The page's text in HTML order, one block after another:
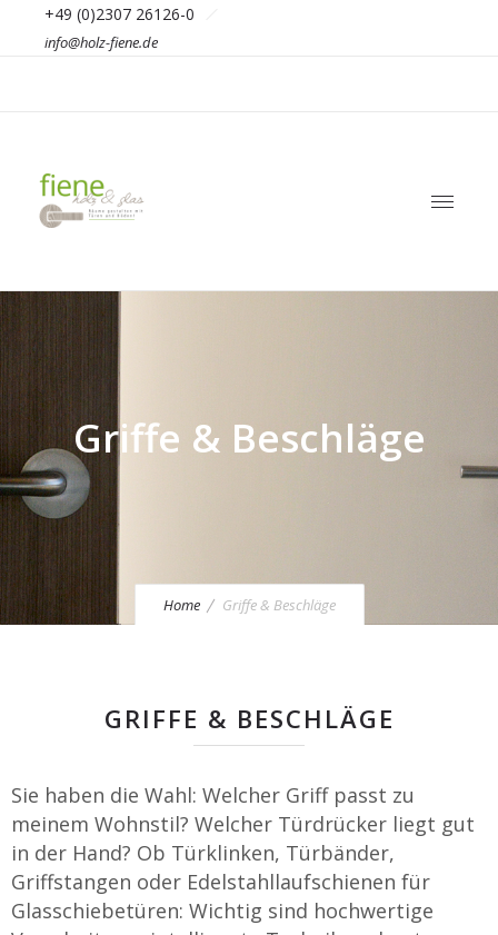
+49 (0)2307 26126-0
info@holz-fiene.de
Griffe & Beschläge
Home Griffe & Beschläge
GRIFFE & BESCHLÄGE
Sie haben die Wahl: Welcher Griff passt zu
meinem Wohnstil? Welcher Türdrücker liegt gut
in der Hand? Ob Türklinken, Türbänder,
Griffstangen oder Edelstahllaufschienen für
Glasschiebetüren: Wichtig sind hochwertige